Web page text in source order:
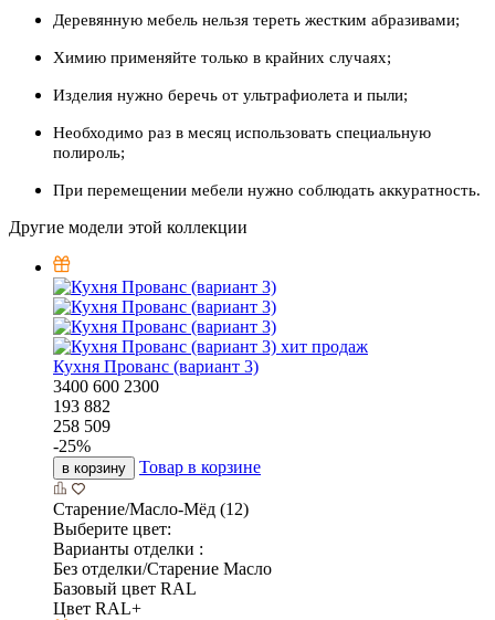
Деревянную мебель нельзя тереть жестким абразивами;
Химию применяйте только в крайних случаях;
Изделия нужно беречь от ультрафиолета и пыли;
Необходимо раз в месяц использовать специальную
полироль;
При перемещении мебели нужно соблюдать аккуратность.
Другие модели этой коллекции
хит продаж
Кухня Прованс (вариант 3)
3400 600 2300
193 882
258 509
-25%
в корзину Товар в корзине
Старение/Масло-Мёд (12)
Выберите цвет:
Варианты отделки :
Без отделки/Старение Масло
Базовый цвет RAL
Цвет RAL+